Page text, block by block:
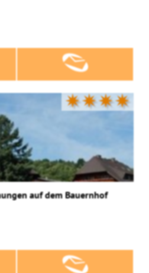
✷✷✷✷
auf dem Bauernhof